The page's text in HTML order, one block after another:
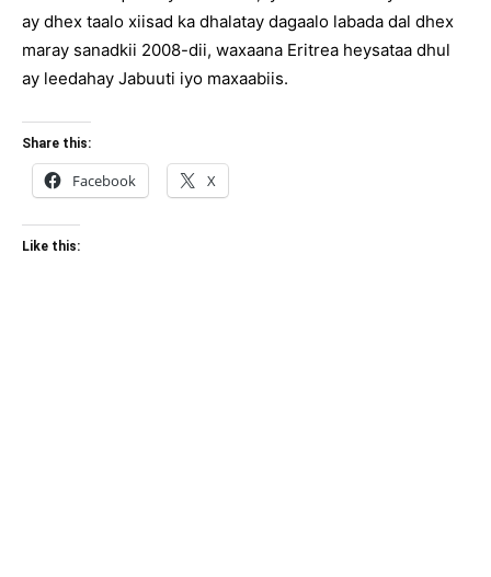
ay dhex taalo xiisad ka dhalatay dagaalo labada dal dhex
maray sanadkii 2008-dii, waxaana Eritrea heysataa dhul
ay leedahay Jabuuti iyo maxaabiis.
Share this:
Facebook X
Like this: